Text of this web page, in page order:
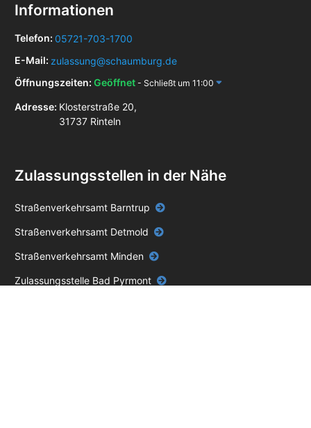
Informationen
Telefon: 05721-703-1700
E-Mail: zulassung@schaumburg.de
Öffnungszeiten: Geöffnet - Schließt um 11:00
Adresse: Klosterstraße 20,
31737 Rinteln
Zulassungsstellen in der Nähe
Straßenverkehrsamt Barntrup
Straßenverkehrsamt Detmold
Straßenverkehrsamt Minden
Zulassungsstelle Bad Pyrmont